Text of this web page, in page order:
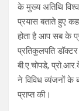
के मुख्य अतिथि
प्रयास बताते हुए
होता है आप सब के
प्रतिकुलपति डॉक्टर
बी.ए.चोपडे,
ने विविध व्यंजनों के
प्राप्त की।